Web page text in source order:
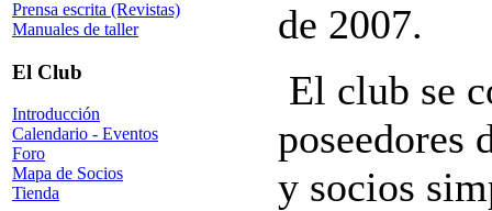
Prensa escrita (Revistas)
Manuales de taller
El Club
Introducción
Calendario - Eventos
Foro
Mapa de Socios
Tienda
de 2007.
El club se
poseedores
y socios